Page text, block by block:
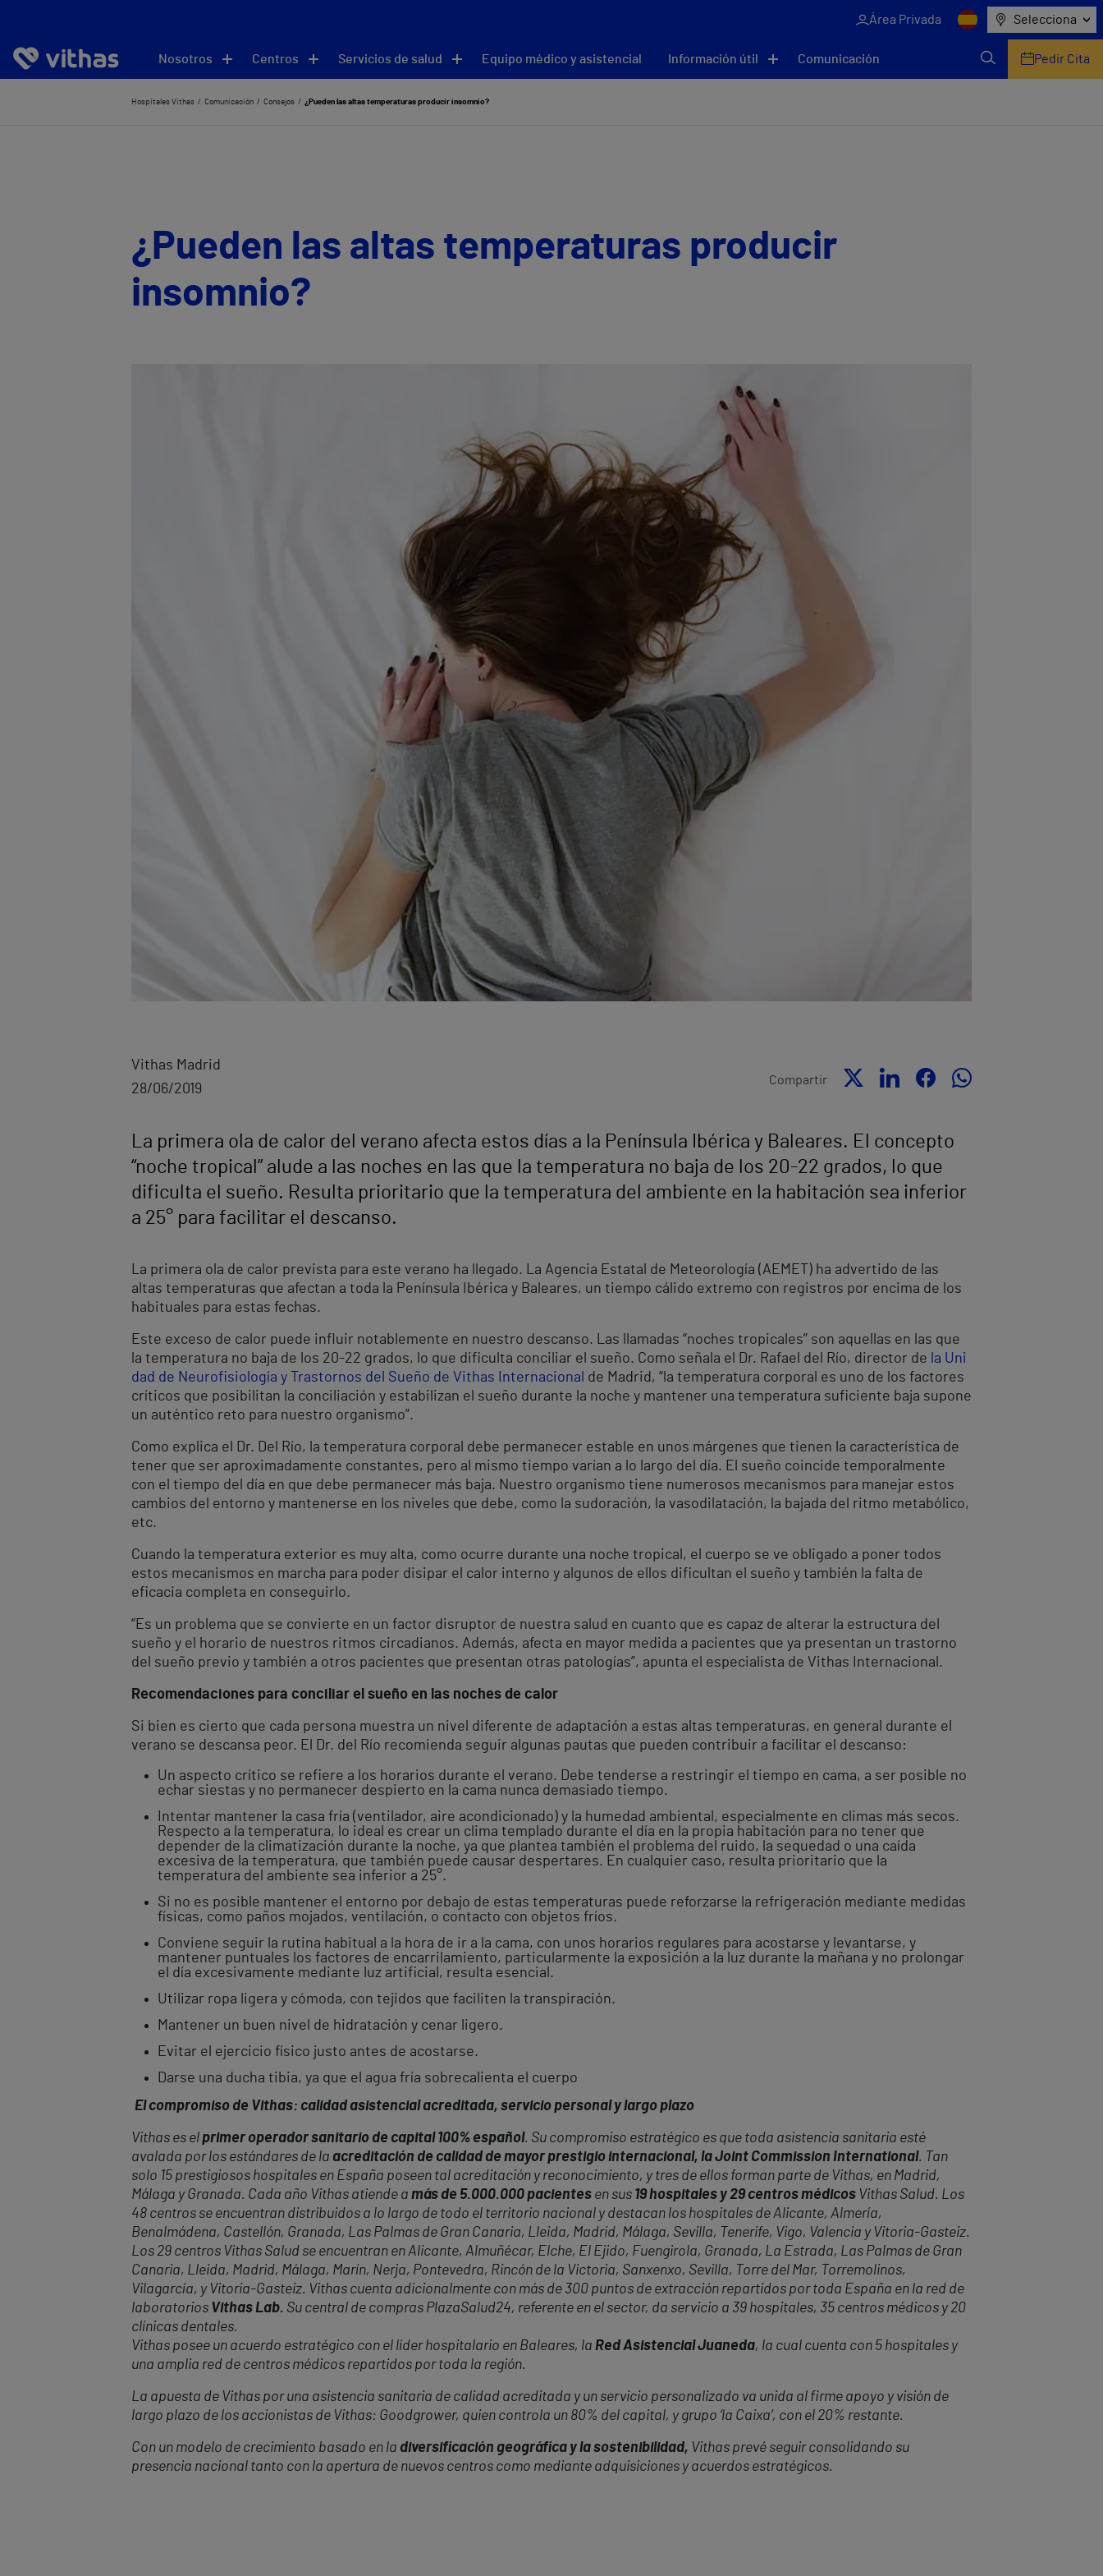
Área Privada Selecciona
Nosotros Centros Servicios de salud Equipo médico y asistencial Información útil Comunicación Pedir Cita
Hospitales Vithas Comunicación Consejos ¿Pueden las altas temperaturas producir insomnio?
¿Pueden las altas temperaturas producir
insomnio?
Vithas Madrid
28/06/2019
Compartir
La primera ola de calor del verano afecta estos días a la Península Ibérica y Baleares. El concepto
“noche tropical” alude a las noches en las que la temperatura no baja de los 20-22 grados, lo que
dificulta el sueño. Resulta prioritario que la temperatura del ambiente en la habitación sea inferior
a 25° para facilitar el descanso.
La primera ola de calor prevista para este verano ha llegado. La Agencia Estatal de Meteorología (AEMET) ha advertido de las
altas temperaturas que afectan a toda la Península Ibérica y Baleares, un tiempo cálido extremo con registros por encima de los
habituales para estas fechas.
Este exceso de calor puede influir notablemente en nuestro descanso. Las llamadas “noches tropicales” son aquellas en las que
la temperatura no baja de los 20-22 grados, lo que dificulta conciliar el sueño. Como señala el Dr. Rafael del Río, director de la Uni
dad de Neurofisiología y Trastornos del Sueño de Vithas Internacional de Madrid, “la temperatura corporal es uno de los factores
críticos que posibilitan la conciliación y estabilizan el sueño durante la noche y mantener una temperatura suficiente baja supone
un auténtico reto para nuestro organismo”.
Como explica el Dr. Del Río, la temperatura corporal debe permanecer estable en unos márgenes que tienen la característica de
tener que ser aproximadamente constantes, pero al mismo tiempo varían a lo largo del día. El sueño coincide temporalmente
con el tiempo del día en que debe permanecer más baja. Nuestro organismo tiene numerosos mecanismos para manejar estos
cambios del entorno y mantenerse en los niveles que debe, como la sudoración, la vasodilatación, la bajada del ritmo metabólico,
etc.
Cuando la temperatura exterior es muy alta, como ocurre durante una noche tropical, el cuerpo se ve obligado a poner todos
estos mecanismos en marcha para poder disipar el calor interno y algunos de ellos dificultan el sueño y también la falta de
eficacia completa en conseguirlo.
“Es un problema que se convierte en un factor disruptor de nuestra salud en cuanto que es capaz de alterar la estructura del
sueño y el horario de nuestros ritmos circadianos. Además, afecta en mayor medida a pacientes que ya presentan un trastorno
del sueño previo y también a otros pacientes que presentan otras patologías”, apunta el especialista de Vithas Internacional.
Recomendaciones para conciliar el sueño en las noches de calor
Si bien es cierto que cada persona muestra un nivel diferente de adaptación a estas altas temperaturas, en general durante el
verano se descansa peor. El Dr. del Río recomienda seguir algunas pautas que pueden contribuir a facilitar el descanso:
Un aspecto crítico se refiere a los horarios durante el verano. Debe tenderse a restringir el tiempo en cama, a ser posible no
echar siestas y no permanecer despierto en la cama nunca demasiado tiempo.
Intentar mantener la casa fría (ventilador, aire acondicionado) y la humedad ambiental, especialmente en climas más secos.
Respecto a la temperatura, lo ideal es crear un clima templado durante el día en la propia habitación para no tener que
depender de la climatización durante la noche, ya que plantea también el problema del ruido, la sequedad o una caída
excesiva de la temperatura, que también puede causar despertares. En cualquier caso, resulta prioritario que la
temperatura del ambiente sea inferior a 25°.
Si no es posible mantener el entorno por debajo de estas temperaturas puede reforzarse la refrigeración mediante medidas
físicas, como paños mojados, ventilación, o contacto con objetos fríos.
Conviene seguir la rutina habitual a la hora de ir a la cama, con unos horarios regulares para acostarse y levantarse, y
mantener puntuales los factores de encarrilamiento, particularmente la exposición a la luz durante la mañana y no prolongar
el día excesivamente mediante luz artificial, resulta esencial.
Utilizar ropa ligera y cómoda, con tejidos que faciliten la transpiración.
Mantener un buen nivel de hidratación y cenar ligero.
Evitar el ejercicio físico justo antes de acostarse.
Darse una ducha tibia, ya que el agua fría sobrecalienta el cuerpo
El compromiso de Vithas: calidad asistencial acreditada, servicio personal y largo plazo
Vithas es elprimer operador sanitario de capital 100% español. Su compromiso estratégico es que toda asistencia sanitaria esté
avalada por los estándares de la acreditación de calidad de mayor prestigio internacional, la Joint Commission International. Tan
solo 15 prestigiosos hospitales en España poseen tal acreditación y reconocimiento, y tres de ellos forman parte de Vithas, en Madrid,
Málaga y Granada. Cada año Vithas atiende a más de 5.000.000 pacientes en sus 19 hospitales y 29 centros médicos Vithas Salud. Los
48 centros se encuentran distribuidos a lo largo de todo el territorio nacional y destacan los hospitales de Alicante, Almería,
Benalmádena, Castellón, Granada, Las Palmas de Gran Canaria, Lleida, Madrid, Málaga, Sevilla, Tenerife, Vigo, Valencia y Vitoria-Gasteiz.
Los 29 centros Vithas Salud se encuentran en Alicante, Almuñécar, Elche, El Ejido, Fuengirola, Granada, La Estrada, Las Palmas de Gran
Canaria, Lleida, Madrid, Málaga, Marín, Nerja, Pontevedra, Rincón de la Victoria, Sanxenxo, Sevilla, Torre del Mar, Torremolinos,
Vilagarcía, y Vitoria-Gasteiz. Vithas cuenta adicionalmente con más de 300 puntos de extracción repartidos por toda España en la red de
laboratorios Vithas Lab. Su central de compras PlazaSalud24, referente en el sector, da servicio a 39 hospitales, 35 centros médicos y 20
clínicas dentales.
Vithas posee un acuerdo estratégico con el líder hospitalario en Baleares, la Red Asistencial Juaneda, la cual cuenta con 5 hospitales y
una amplia red de centros médicos repartidos por toda la región.
La apuesta de Vithas por una asistencia sanitaria de calidad acreditada y un servicio personalizado va unida al firme apoyo y visión de
largo plazo de los accionistas de Vithas: Goodgrower, quien controla un 80% del capital, y grupo ‘la Caixa’, con el 20% restante.
Con un modelo de crecimiento basado en la diversificación geográfica y la sostenibilidad, Vithas prevé seguir consolidando su
presencia nacional tanto con la apertura de nuevos centros como mediante adquisiciones y acuerdos estratégicos.